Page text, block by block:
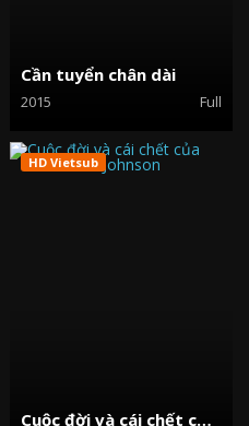
Cần tuyển chân dài
2015 Full
Cuộc đời và cái chết của Marsha P. Johnson
HD Vietsub